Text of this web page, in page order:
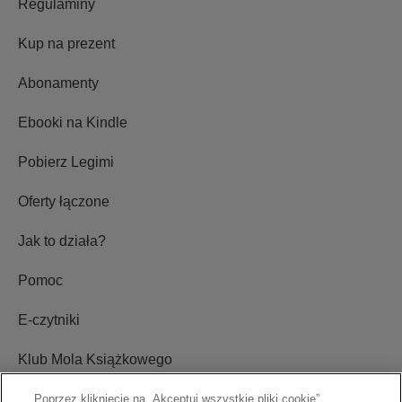
Regulaminy
Kup na prezent
Abonamenty
Ebooki na Kindle
Pobierz Legimi
Oferty łączone
Jak to działa?
Pomoc
E-czytniki
Klub Mola Książkowego
Poprzez kliknięcie na „Akceptuj wszystkie pliki cookie”,